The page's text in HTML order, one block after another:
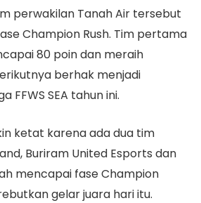
perwakilan Tanah Air tersebut
Champion Rush. Tim pertama
80 poin dan meraih
berhak menjadi
FFWS SEA tahun ini.
ketat karena ada dua tim
Buriram United Esports dan
mencapai fase Champion
gelar juara hari itu.